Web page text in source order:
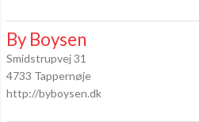
By Boysen
Smidstrupvej 31
4733 Tappernøje
http://byboysen.dk